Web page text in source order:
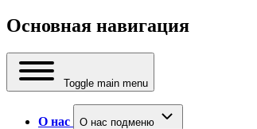
Основная навигация
Toggle main menu
О нас О нас подменю